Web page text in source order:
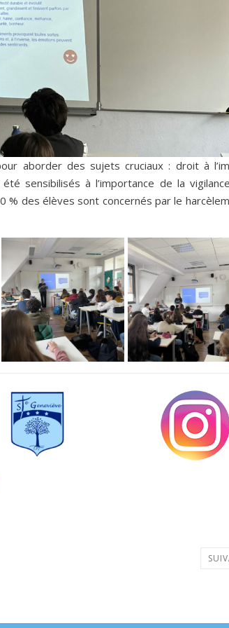
aborder des sujets cruciaux : droit à
sensibilisés à l’importance de la
% des élèves sont concernés par le